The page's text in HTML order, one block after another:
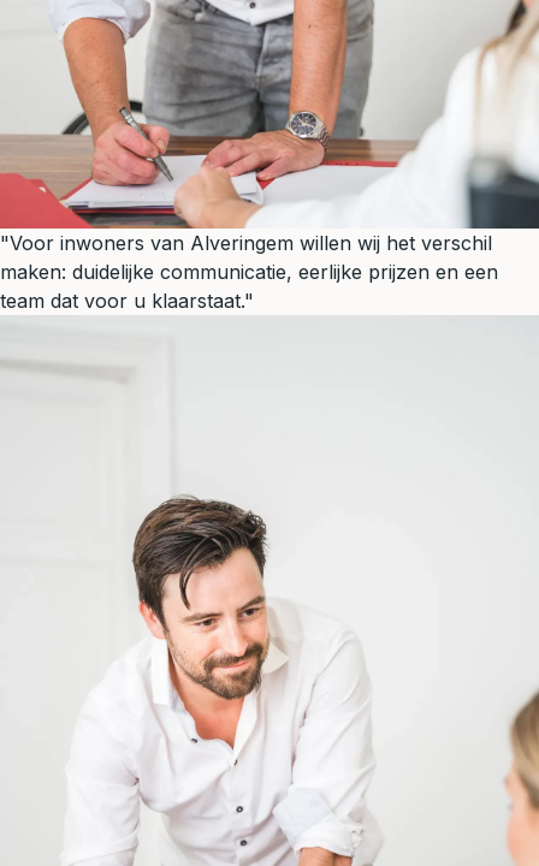
"Voor inwoners van Alveringem willen wij het verschil
maken: duidelijke communicatie, eerlijke prijzen en een
team dat voor u klaarstaat."